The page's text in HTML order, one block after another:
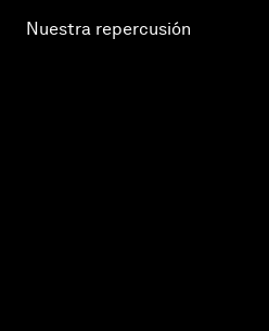
Nuestra repercusión